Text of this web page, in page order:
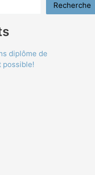
Recherche
diplôme de
possible!